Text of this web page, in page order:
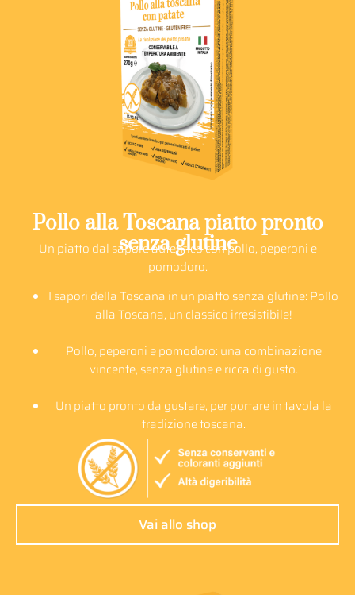
Pollo alla Toscana piatto pronto
senza glutine
Un piatto dal sapore autentico con pollo, peperoni e
pomodoro.
I sapori della Toscana in un piatto senza glutine: Pollo
alla Toscana, un classico irresistibile!
Pollo, peperoni e pomodoro: una combinazione
vincente, senza glutine e ricca di gusto.
Un piatto pronto da gustare, per portare in tavola la
tradizione toscana.
Vai allo shop